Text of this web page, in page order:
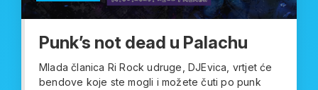
Punk’s not dead u Palachu
Mlada članica Ri Rock udruge, DJEvica, vrtjet će
bendove koje ste mogli i možete čuti po punk